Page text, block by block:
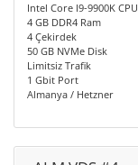
Intel Core I9-9900K CPU
4 GB DDR4 Ram
4 Çekirdek
50 GB NVMe Disk
Limitsiz Trafik
1 Gbit Port
Almanya / Hetzner